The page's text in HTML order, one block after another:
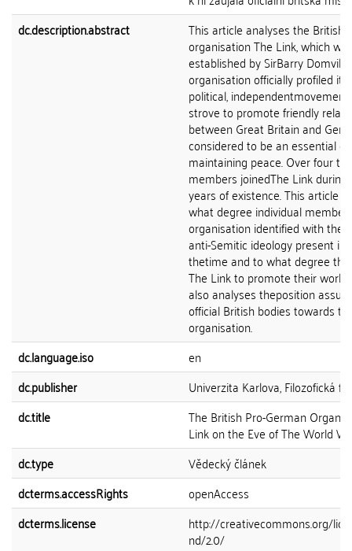
dc.description.abstract
This article analyses the British
organisation The Link, which
established by SirBarry Domvile
organisation officially profiled
political,
strove to promote friendly
between Great Britain and
considered to be an essential
maintaining peace. Over four
members joinedThe Link
years of existence. This article
what degree individual
organisation identified with the
anti-Semitic ideology present in
thetime and to what degree
The Link to promote their world
also analyses theposition
official British bodies towards
organisation.
dc.language.iso
en
dc.publisher
Univerzita Karlova, Filozofická
dc.title
The British Pro-German
Link on the Eve of The World
dc.type
Vědecký článek
dcterms.accessRights
openAccess
dcterms.license
http://creativecommons.org/
nd/2.0/